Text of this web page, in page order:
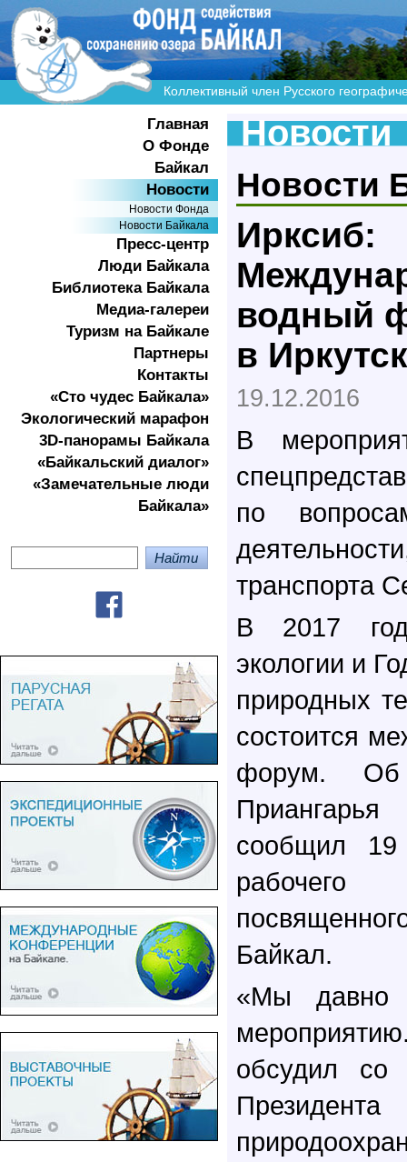
Коллективный член Русского
Главная
О Фонде
Байкал
Новости
Новости Фонда
Новости Байкала
Пресс-центр
Люди Байкала
Библиотека Байкала
Медиа-галереи
Туризм на Байкале
Партнеры
Контакты
«Сто чудес Байкала»
Экологичеcкий марафон
3D-панорамы Байкала
«Байкальский диалог»
«Замечательные люди
Байкала»
Новости
Новости
Ирксиб:
водный
в
19.12.2016
В
по
транспорта
В 2017
экологии и
природных
состоится
форум. Об
сообщил
Байкал.
«Мы давно
обсудил со